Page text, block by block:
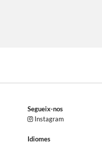
Segueix-nos
Instagram
Idiomes